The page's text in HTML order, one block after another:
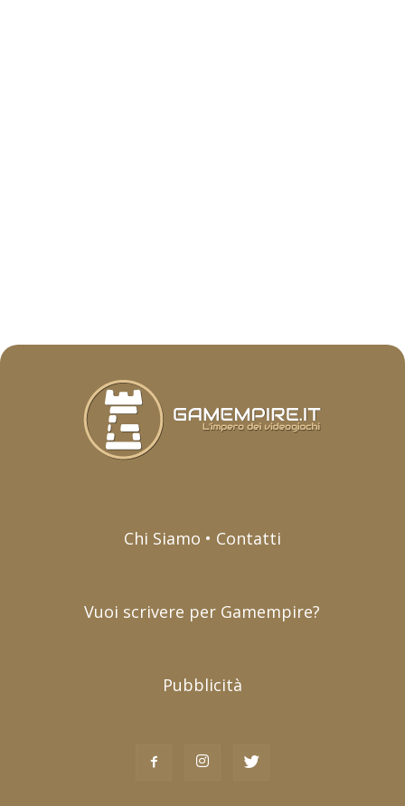
Chi Siamo • Contatti
Vuoi scrivere per Gamempire?
Pubblicità